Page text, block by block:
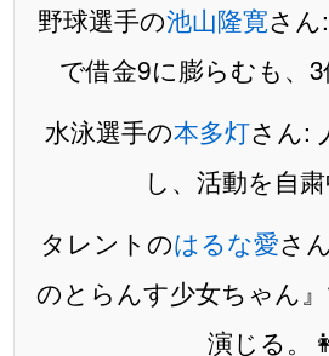
野球選手の池山隆寛さん
で借金9に膨らむも、
水泳選手の本多灯さん:
し、活動を自
タレントのはるな愛さ
のとらんす少女ちゃん
演じる。👩